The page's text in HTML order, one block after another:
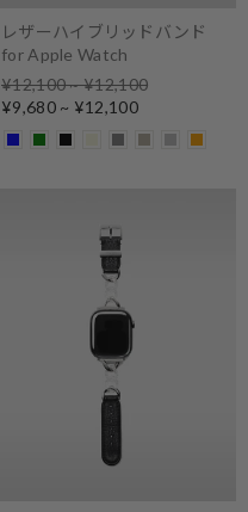
レザーハイブリッドバンド
for Apple Watch
Regular
price
¥12,100 ~ ¥12,100
Sale
¥9,680 ~ ¥12,100